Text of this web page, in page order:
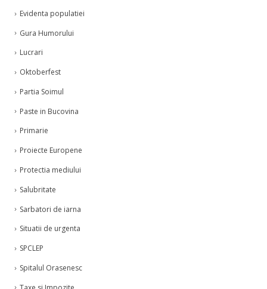
Evidenta populatiei
Gura Humorului
Lucrari
Oktoberfest
Partia Soimul
Paste in Bucovina
Primarie
Proiecte Europene
Protectia mediului
Salubritate
Sarbatori de iarna
Situatii de urgenta
SPCLEP
Spitalul Orasenesc